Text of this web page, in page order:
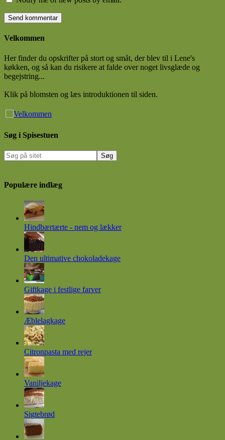
Velkommen
Her finder du opskrifter på stort og småt, der blev til i Lene's
køkken, og så kan du risikere at falde over noget livsglæde og
begejstring...
Klik på blomsten og læs introduktionen til siden.
Søg i Spisestuen
Populære indlæg
Hindbærtærte - nem og lækker
Den ultimative chokoladekage
Giftkage i festlige farver
Æblelagkage
Citronpasta med rejer
Vaniljekage
Sigtebrød